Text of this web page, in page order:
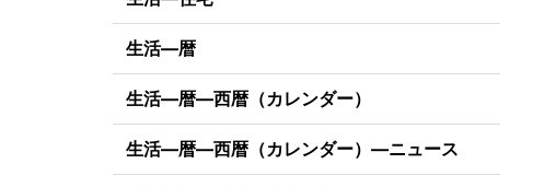
生活―暦
生活―暦―西暦（カレンダー）
生活―暦―西暦（カレンダー）―ニュース